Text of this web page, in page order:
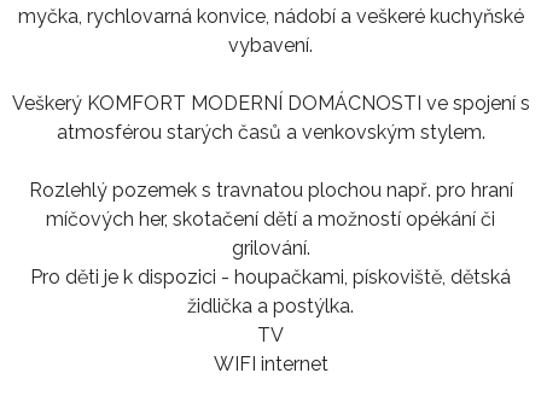
myčka, rychlovarná konvice, nádobí a veškeré kuchyňské
vybavení.
Veškerý KOMFORT MODERNÍ DOMÁCNOSTI ve spojení s
atmosférou starých časů a venkovským stylem.
Rozlehlý pozemek s travnatou plochou např. pro hraní
míčových her, skotačení dětí a možností opékání či
grilování.
Pro děti je k dispozici - houpačkami, pískoviště, dětská
židlička a postýlka.
TV
WIFI internet